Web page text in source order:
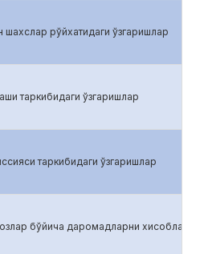
шахслар рўйхатидаги ўзгаришлар
таркибидаги ўзгаришлар
таркибидаги ўзгаришлар
бўйича даромадларни хисоблаш